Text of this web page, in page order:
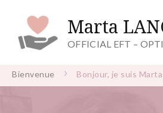
Marta
OFFICIAL EFT –
Bienvenue Bonjour, je suis